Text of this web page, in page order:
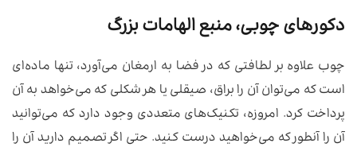
دکورهای چوبی، منبع الهامات بزرگ
چوب علاوه بر لطافتی که در فضا به ارمغان می‌آورد، تنها ماده‌ای
است که می‌توان آن را براق، صیقلی یا هر شکلی که می‌خواهد به آن
پرداخت کرد. امروزه، تکنیک‌های متعددی وجود دارد که می‌توانید
آن را آنطور که می‌خواهید درست کنید. حتی اگر تصمیم دارید آن را